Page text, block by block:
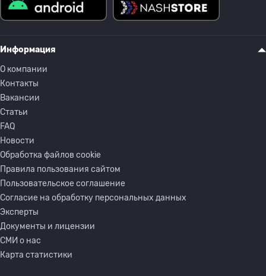
Информация
О компании
Контакты
Вакансии
Статьи
FAQ
Новости
Обработка файлов cookie
Правила пользования сайтом
Пользовательское соглашение
Согласие на обработку персональных данных
Эксперты
Документы и лицензии
СМИ о нас
Карта статистики